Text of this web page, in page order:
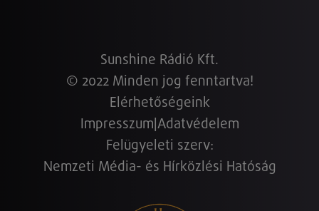
Sunshine Rádió Kft.
© 2022 Minden jog fenntartva!
Elérhetőségeink
Impresszum Adatvédelem
Felügyeleti szerv:
Nemzeti Média- és Hírközlési Hatóság